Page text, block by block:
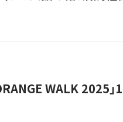
WALK 2025」